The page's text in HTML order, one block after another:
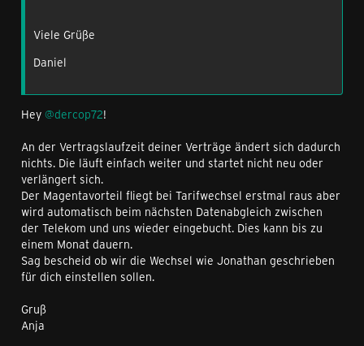
Viele Grüße
Daniel
Hey @dercop72!
An der Vertragslaufzeit deiner Verträge ändert sich dadurch
nichts. Die läuft einfach weiter und startet nicht neu oder
verlängert sich.
Der Magentavorteil fliegt bei Tarifwechsel erstmal raus aber
wird automatisch beim nächsten Datenabgleich zwischen
der Telekom und uns wieder eingebucht. Dies kann bis zu
einem Monat dauern.
Sag bescheid ob wir die Wechsel wie Jonathan geschrieben
für dich einstellen sollen.
Gruß
Anja